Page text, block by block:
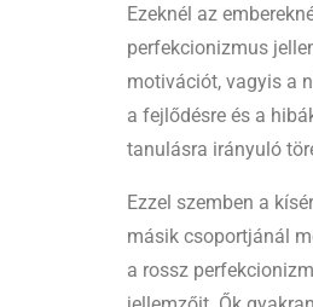
Ezeknél az
perfekcionizmus
motivációt, vagyis a
a fejlődésre és a
tanulásra irányuló
Ezzel szemben a
másik csoportjánál
a rossz